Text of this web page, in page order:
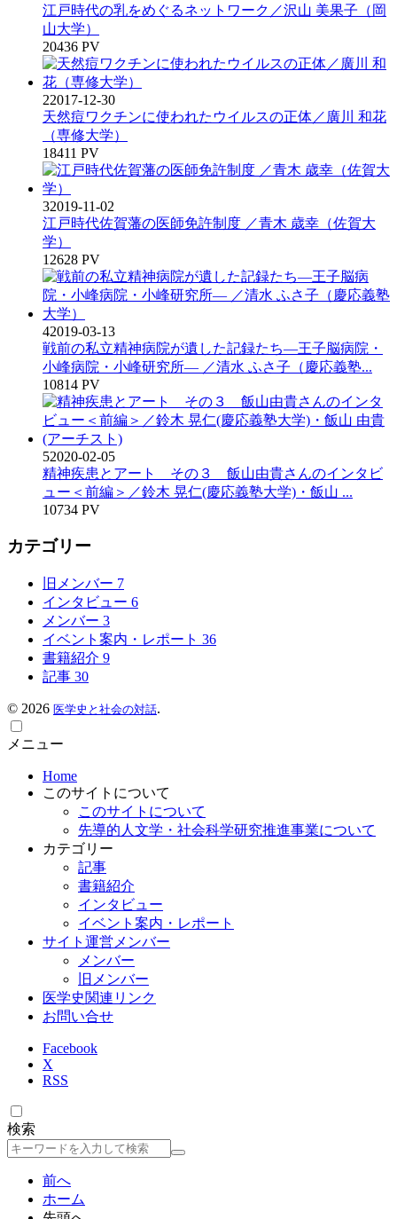
江戸時代の乳をめぐるネットワーク／沢山 美果子（岡
山大学）
20436 PV
22017-12-30
天然痘ワクチンに使われたウイルスの正体／廣川 和花
（専修大学）
18411 PV
32019-11-02
江戸時代佐賀藩の医師免許制度 ／青木 歳幸（佐賀大
学）
12628 PV
42019-03-13
戦前の私立精神病院が遺した記録たち―王子脳病院・
小峰病院・小峰研究所― ／清水 ふさ子（慶応義塾...
10814 PV
52020-02-05
精神疾患とアート その３ 飯山由貴さんのインタビ
ュー＜前編＞／鈴木 晃仁(慶応義塾大学)・飯山 ...
10734 PV
カテゴリー
旧メンバー 7
インタビュー 6
メンバー 3
イベント案内・レポート 36
書籍紹介 9
記事 30
© 2026 医学史と社会の対話.
メニュー
Home
このサイトについて
このサイトについて
先導的人文学・社会科学研究推進事業について
カテゴリー
記事
書籍紹介
インタビュー
イベント案内・レポート
サイト運営メンバー
メンバー
旧メンバー
医学史関連リンク
お問い合せ
Facebook
X
RSS
検索
検
前へ
ホーム